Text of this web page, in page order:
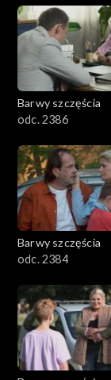
801–900
782–800
Barwy szczęścia
odc. 2386
Barwy szczęścia
odc. 2384